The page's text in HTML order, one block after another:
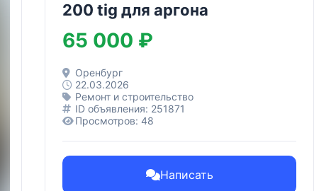
65 000 ₽
200 tig для аргона
Оренбург
22.03.2026
Ремонт и строительство
ID объявления: 251871
Просмотров: 48
Написать